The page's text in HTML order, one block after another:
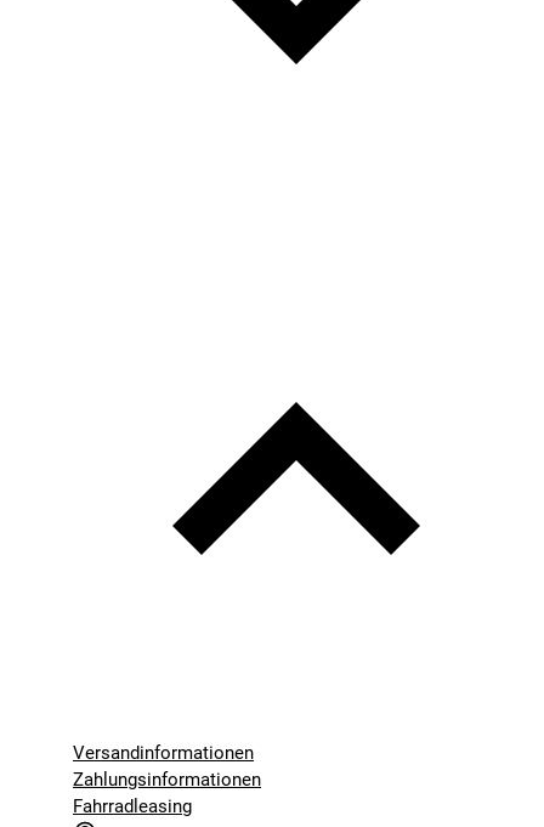
Versandinformationen
Zahlungsinformationen
Fahrradleasing